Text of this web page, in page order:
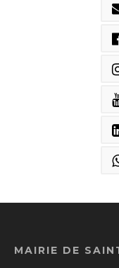
MAIRIE DE